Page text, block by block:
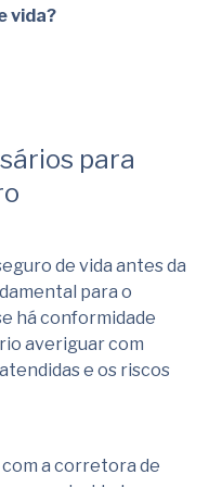
vida?
para
de vida antes da
para o
há conformidade
averiguar com
e os riscos
a corretora de